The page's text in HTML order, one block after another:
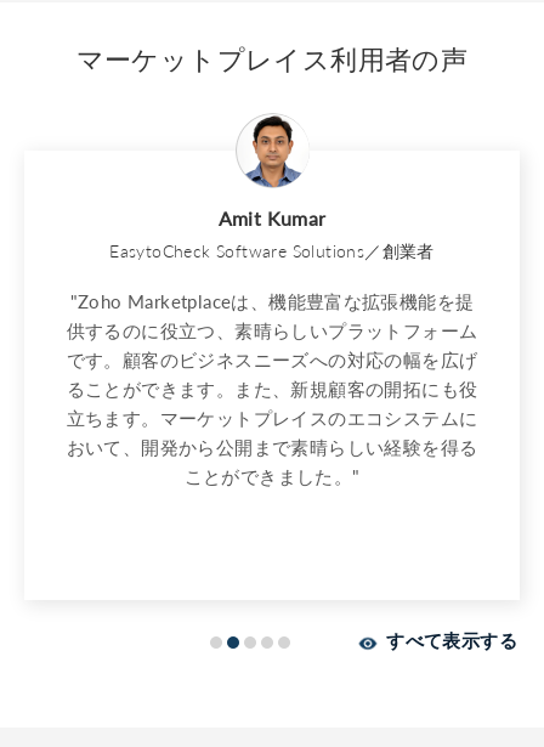
マーケットプレイス利用者の声
Amit Kumar
EasytoCheck Software Solutions／創業者
"Zoho Marketplaceは、機能豊富な拡張機能を提
供するのに役立つ、素晴らしいプラットフォーム
です。顧客のビジネスニーズへの対応の幅を広げ
ることができます。また、新規顧客の開拓にも役
立ちます。マーケットプレイスのエコシステムに
おいて、開発から公開まで素晴らしい経験を得る
ことができました。"
すべて表示する